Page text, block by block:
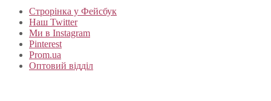
Строрінка у Фейсбук
Наш Twitter
Ми в Instagram
Pinterest
Prom.ua
Оптовий відділ